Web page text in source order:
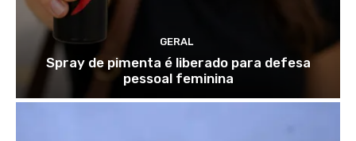
GERAL
Spray de pimenta é liberado para defesa
pessoal feminina